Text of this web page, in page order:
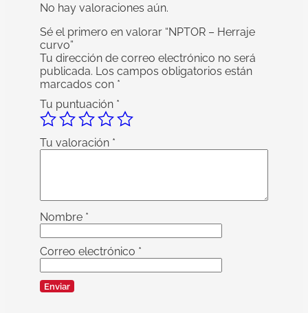
No hay valoraciones aún.
Sé el primero en valorar “NPTOR – Herraje
curvo”
Tu dirección de correo electrónico no será
publicada. Los campos obligatorios están
marcados con *
Tu puntuación *
Tu valoración *
Nombre *
Correo electrónico *